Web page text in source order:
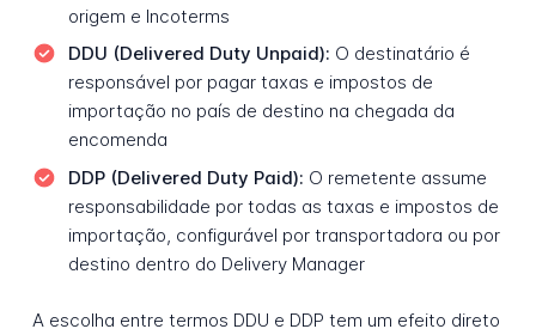
origem e Incoterms
DDU (Delivered Duty Unpaid): O destinatário é
responsável por pagar taxas e impostos de
importação no país de destino na chegada da
encomenda
DDP (Delivered Duty Paid): O remetente assume
responsabilidade por todas as taxas e impostos de
importação, configurável por transportadora ou por
destino dentro do Delivery Manager
A escolha entre termos DDU e DDP tem um efeito direto